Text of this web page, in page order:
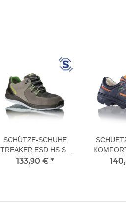
SCHÜTZE-SCHUHE
TREAKER ESD HS S3
43 L
133,90 € *